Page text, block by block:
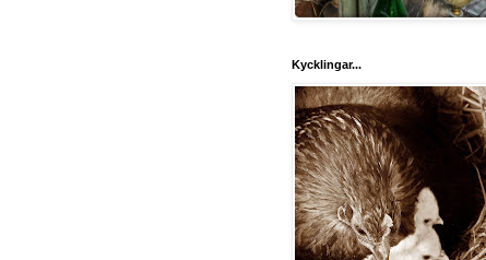
Kycklingar...